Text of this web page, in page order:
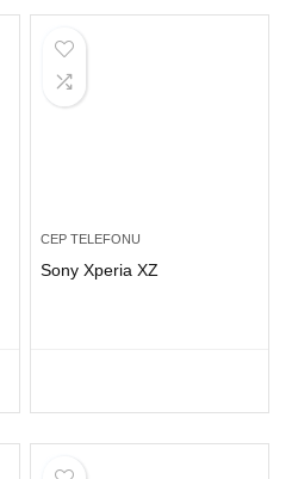
CEP TELEFONU
Sony Xperia XZ